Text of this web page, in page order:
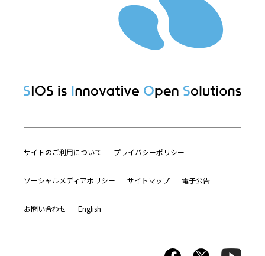
サイトのご利用について プライバシーポリシー
ソーシャルメディアポリシー サイトマップ 電子公告
お問い合わせ English